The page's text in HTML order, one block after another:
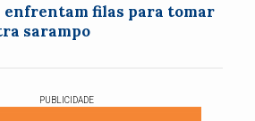
enfrentam filas para tomar
sarampo
PUBLICIDADE